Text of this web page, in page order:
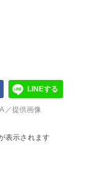
LINEする
／提供画像
表示されます